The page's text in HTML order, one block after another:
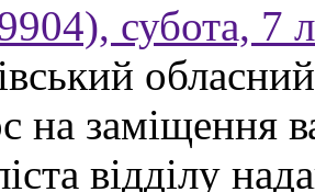
субота, 7
на заміщення
відділу